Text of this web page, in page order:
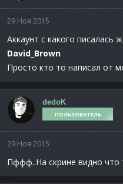
29 Ноя 2015
Аккаунт с какого писалась
David_Brown
Просто кто то написал от
dedoK
ПОЛЬЗОВАТЕЛЬ
29 Ноя 2015
Пффф..На скрине видно что